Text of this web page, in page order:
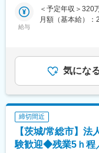
■働き方：
会社として業務の
進しており、ワ
とができる環境で
■ライフランドグ
当社は千葉県と茨
貢献してきました
続・発展している
らです。互助会の
業の安定性に寄与
・男性の場合は
※移動の際には社
■ご入社後の研修
他メンバーより
去未経験で入社
■組織構成：
葬儀スタッフは40
ります。その他パ
ります。
給与
＜予定年収＞320
月額（基本給）：
いにより決定い
（夏）、合計1ヶ
くまでも目安の金
ます。月給(月額)
気にな
締切間近
【茨城/常総市】
験歓迎◆残業5ｈ程